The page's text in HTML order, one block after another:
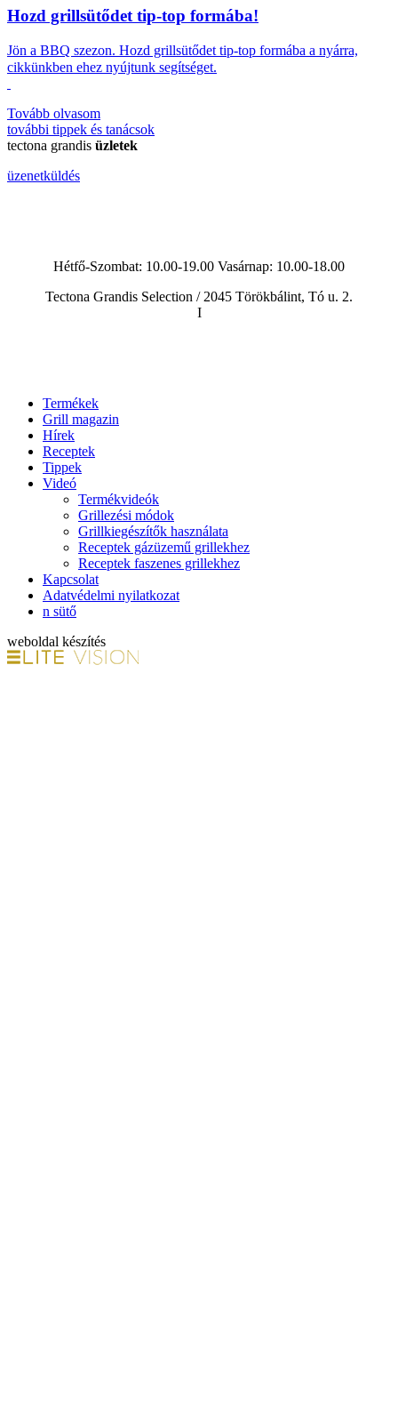
Hozd grillsütődet tip-top formába!
Jön a BBQ szezon. Hozd grillsütődet tip-top formába a nyárra,
cikkünkben ehez nyújtunk segítséget.
Tovább olvasom
további tippek és tanácsok
tectona grandis üzletek
üzenetküldés
Hétfő-Szombat: 10.00-19.00 Vasárnap: 10.00-18.00
Tectona Grandis Selection / 2045 Törökbálint, Tó u. 2.
I
Termékek
Grill magazin
Hírek
Receptek
Tippek
Videó
Termékvideók
Grillezési módok
Grillkiegészítők használata
Receptek gázüzemű grillekhez
Receptek faszenes grillekhez
Kapcsolat
Adatvédelmi nyilatkozat
n sütő
weboldal készítés